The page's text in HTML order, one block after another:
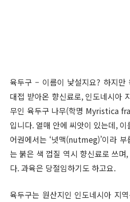
육두구 – 이름이 낯설지요? 하지만
대접 받아온 향신료로, 인도네시아
무인 육두구 나무(학명 Myristica
입니다. 열매 안에 씨앗이 있는데,
어권에서는 ‘넛맥(nutmeg)’이라
는 붉은 색 껍질 역시 향신료로 쓰며
다. 과육은 당절임하기도 하고요.
육두구는 원산지인 인도네시아 지